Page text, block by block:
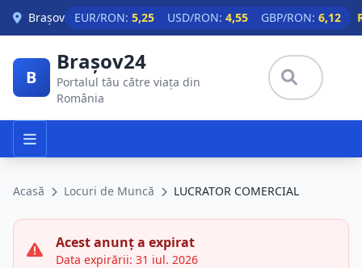
Skip to main content
Brașov EUR/RON: 5,25 USD/RON: 4,55 GBP/RON: 6,12
B
Brașov24
Portalul tău către viața din
România
Acasă Locuri de Muncă LUCRATOR COMERCIAL
Acest anunț a expirat
Data expirării: 31 iul. 2026